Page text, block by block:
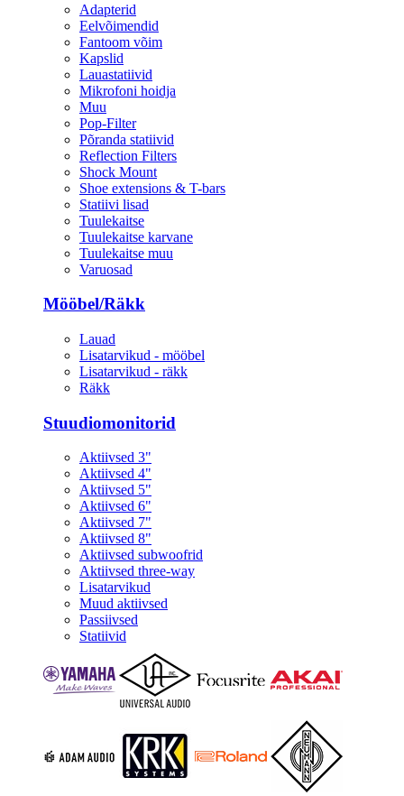
Adapterid
Eelvõimendid
Fantoom võim
Kapslid
Lauastatiivid
Mikrofoni hoidja
Muu
Pop-Filter
Põranda statiivid
Reflection Filters
Shock Mount
Shoe extensions & T-bars
Statiivi lisad
Tuulekaitse
Tuulekaitse karvane
Tuulekaitse muu
Varuosad
Mööbel/Räkk
Lauad
Lisatarvikud - mööbel
Lisatarvikud - räkk
Räkk
Stuudiomonitorid
Aktiivsed 3"
Aktiivsed 4"
Aktiivsed 5"
Aktiivsed 6"
Aktiivsed 7"
Aktiivsed 8"
Aktiivsed subwoofrid
Aktiivsed three-way
Lisatarvikud
Muud aktiivsed
Passiivsed
Statiivid